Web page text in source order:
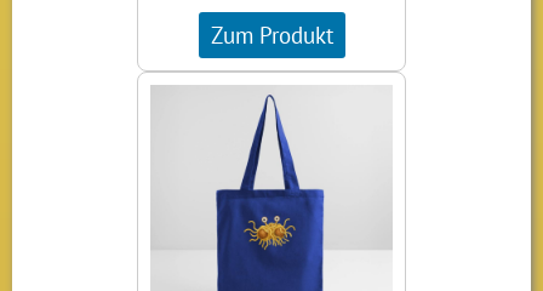
Zum Produkt